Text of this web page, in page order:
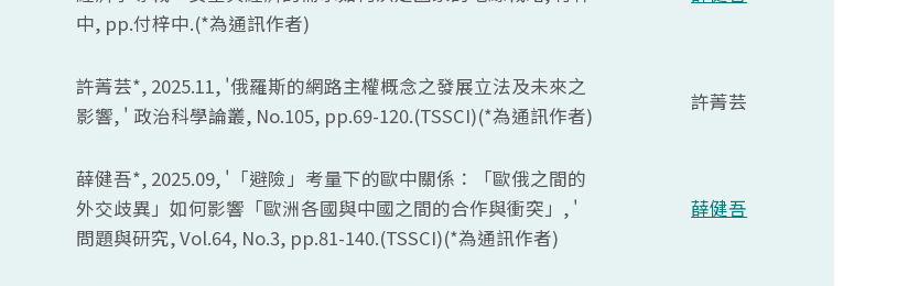
中, pp.付梓中.(*為通訊作者)
許菁芸*, 2025.11, '俄羅斯的網路主權概念之發展立法及未來之
影響, ' 政治科學論叢, No.105, pp.69-120.(TSSCI)(*為通訊作者)
許菁芸
薛健吾*, 2025.09, '「避險」考量下的歐中關係：「歐俄之間的
外交歧異」如何影響「歐洲各國與中國之間的合作與衝突」, '
問題與研究,Vol.64, No.3, pp.81-140.(TSSCI)(*為通訊作者)
薛健吾